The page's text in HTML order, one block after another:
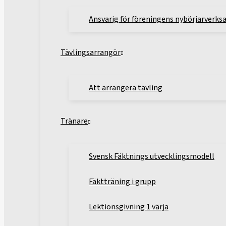
Ansvarig för föreningens
Tävlingsarrangör
Att arrangera tävling
Tränare
Svensk Fäktnings utvecklingsmodell
Fäktträning i grupp
Lektionsgivning 1 värja